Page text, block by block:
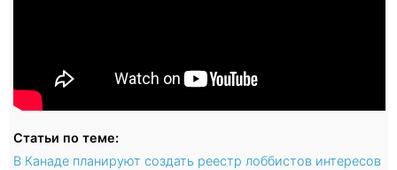
Статьи по теме:
В Канаде планируют создать реестр лоббистов интересов